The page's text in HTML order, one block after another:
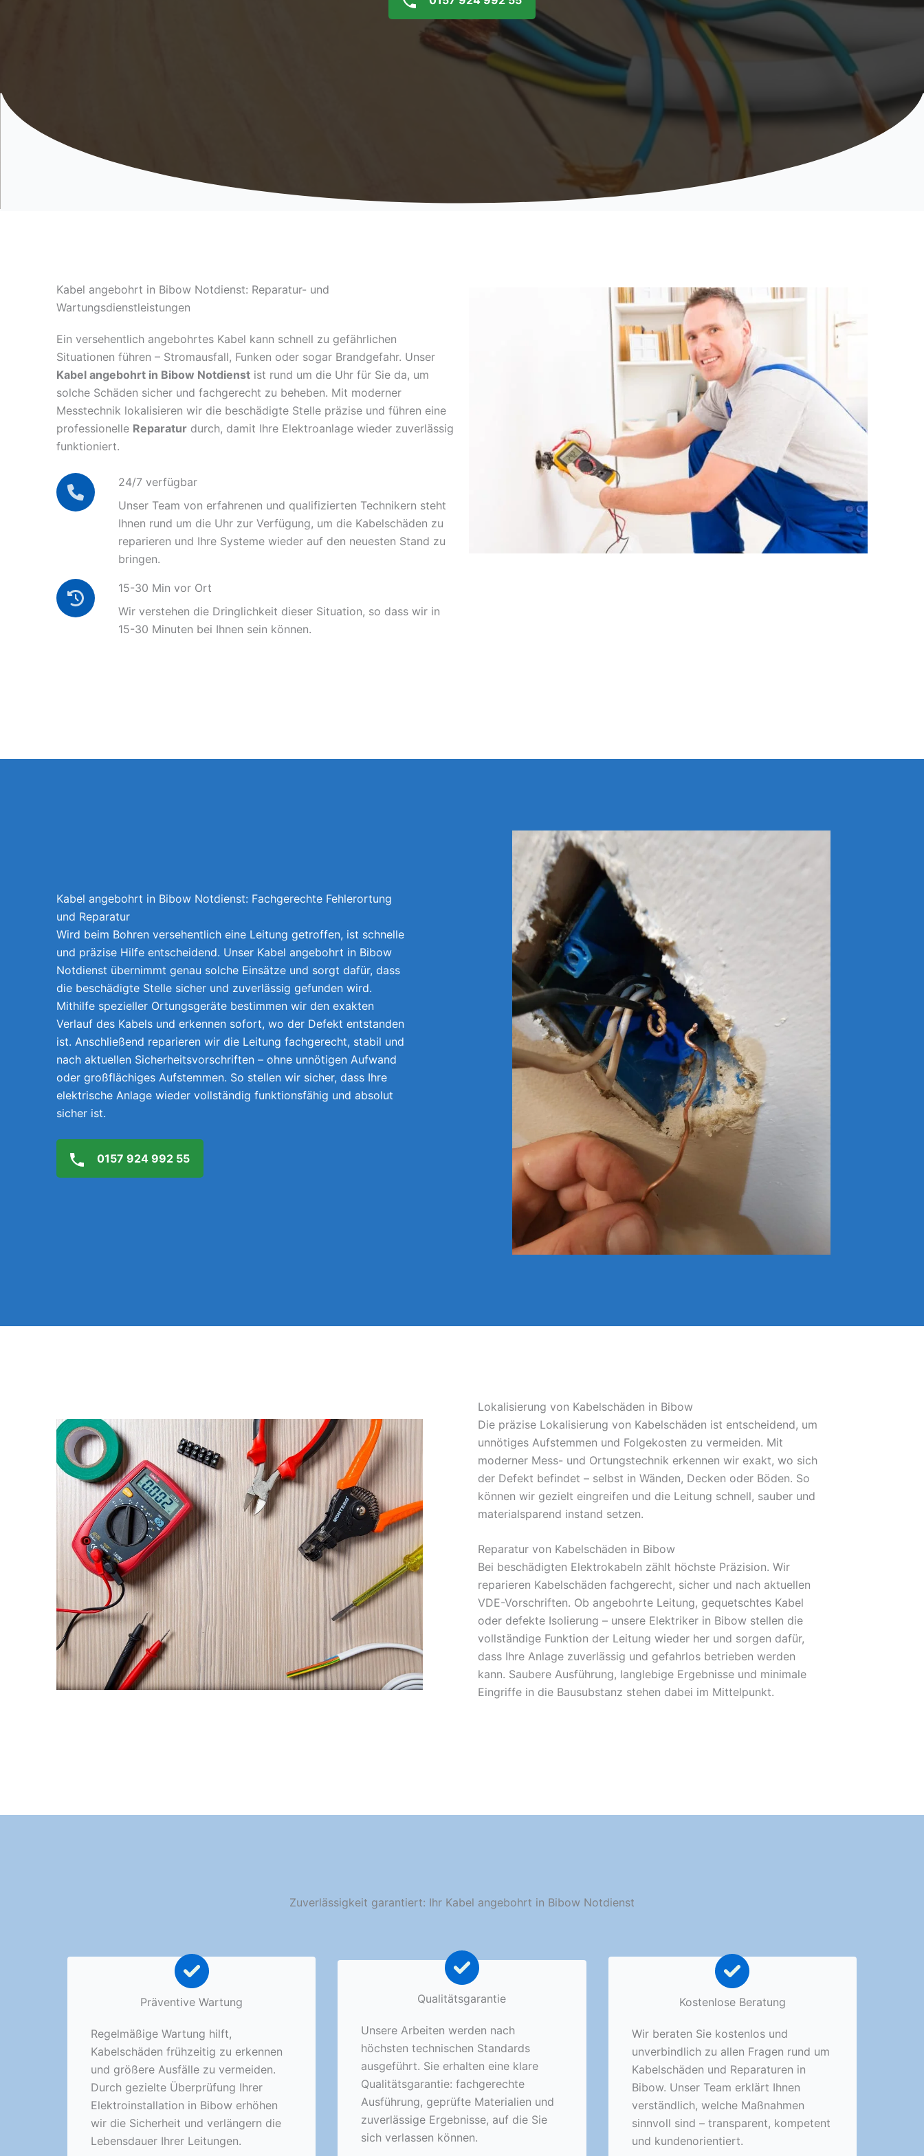
Kabel angebohrt in Bibow Notdienst: Reparatur- und
Wartungsdienstleistungen
Ein versehentlich angebohrtes Kabel kann schnell zu gefährlichen
Situationen führen – Stromausfall, Funken oder sogar Brandgefahr. Unser
Kabel angebohrt in Bibow Notdienst ist rund um die Uhr für Sie da, um
solche Schäden sicher und fachgerecht zu beheben. Mit moderner
Messtechnik lokalisieren wir die beschädigte Stelle präzise und führen eine
professionelle Reparatur durch, damit Ihre Elektroanlage wieder zuverlässig
funktioniert.
24/7 verfügbar
Unser Team von erfahrenen und qualifizierten Technikern steht
Ihnen rund um die Uhr zur Verfügung, um die Kabelschäden zu
reparieren und Ihre Systeme wieder auf den neuesten Stand zu
bringen.
15-30 Min vor Ort
Wir verstehen die Dringlichkeit dieser Situation, so dass wir in
15-30 Minuten bei Ihnen sein können.
Kabel angebohrt in Bibow Notdienst: Fachgerechte Fehlerortung
und Reparatur
Wird beim Bohren versehentlich eine Leitung getroffen, ist schnelle
und präzise Hilfe entscheidend. Unser Kabel angebohrt in Bibow
Notdienst übernimmt genau solche Einsätze und sorgt dafür, dass
die beschädigte Stelle sicher und zuverlässig gefunden wird.
Mithilfe spezieller Ortungsgeräte bestimmen wir den exakten
Verlauf des Kabels und erkennen sofort, wo der Defekt entstanden
ist. Anschließend reparieren wir die Leitung fachgerecht, stabil und
nach aktuellen Sicherheitsvorschriften – ohne unnötigen Aufwand
oder großflächiges Aufstemmen. So stellen wir sicher, dass Ihre
elektrische Anlage wieder vollständig funktionsfähig und absolut
sicher ist.
0157 924 992 55
Lokalisierung von Kabelschäden in Bibow
Die präzise Lokalisierung von Kabelschäden ist entscheidend, um
unnötiges Aufstemmen und Folgekosten zu vermeiden. Mit
moderner Mess- und Ortungstechnik erkennen wir exakt, wo sich
der Defekt befindet – selbst in Wänden, Decken oder Böden. So
können wir gezielt eingreifen und die Leitung schnell, sauber und
materialsparend instand setzen.
Reparatur von Kabelschäden in Bibow
Bei beschädigten Elektrokabeln zählt höchste Präzision. Wir
reparieren Kabelschäden fachgerecht, sicher und nach aktuellen
VDE-Vorschriften. Ob angebohrte Leitung, gequetschtes Kabel
oder defekte Isolierung – unsere Elektriker in Bibow stellen die
vollständige Funktion der Leitung wieder her und sorgen dafür,
dass Ihre Anlage zuverlässig und gefahrlos betrieben werden
kann. Saubere Ausführung, langlebige Ergebnisse und minimale
Eingriffe in die Bausubstanz stehen dabei im Mittelpunkt.
Zuverlässigkeit garantiert: Ihr Kabel angebohrt in Bibow Notdienst
Präventive Wartung
Regelmäßige Wartung hilft,
Kabelschäden frühzeitig zu erkennen
und größere Ausfälle zu vermeiden.
Durch gezielte Überprüfung Ihrer
Elektroinstallation in Bibow erhöhen
wir die Sicherheit und verlängern die
Lebensdauer Ihrer Leitungen.
Qualitätsgarantie
Unsere Arbeiten werden nach
höchsten technischen Standards
ausgeführt. Sie erhalten eine klare
Qualitätsgarantie: fachgerechte
Ausführung, geprüfte Materialien und
zuverlässige Ergebnisse, auf die Sie
sich verlassen können.
Kostenlose Beratung
Wir beraten Sie kostenlos und
unverbindlich zu allen Fragen rund um
Kabelschäden und Reparaturen in
Bibow. Unser Team erklärt Ihnen
verständlich, welche Maßnahmen
sinnvoll sind – transparent, kompetent
und kundenorientiert.